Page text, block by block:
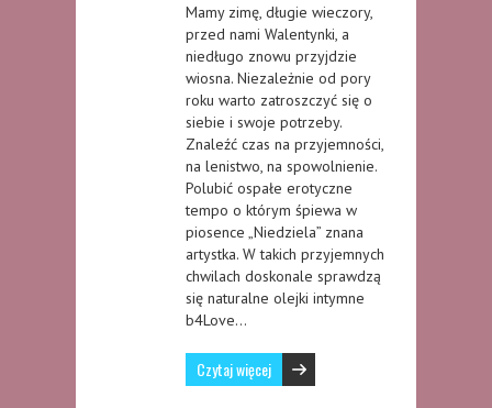
Mamy zimę, długie wieczory,
przed nami Walentynki, a
niedługo znowu przyjdzie
wiosna. Niezależnie od pory
roku warto zatroszczyć się o
siebie i swoje potrzeby.
Znaleźć czas na przyjemności,
na lenistwo, na spowolnienie.
Polubić ospałe erotyczne
tempo o którym śpiewa w
piosence „Niedziela” znana
artystka. W takich przyjemnych
chwilach doskonale sprawdzą
się naturalne olejki intymne
b4Love…
Czytaj więcej